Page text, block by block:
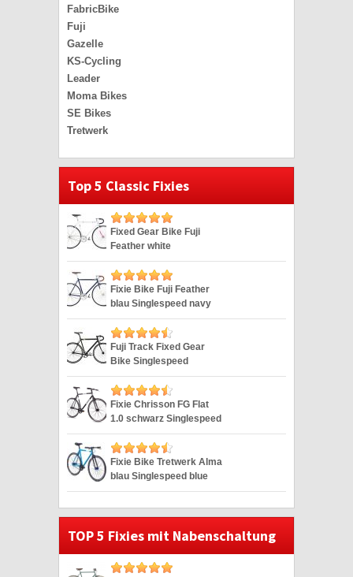
FabricBike
Fuji
Gazelle
KS-Cycling
Leader
Moma Bikes
SE Bikes
Tretwerk
Top 5 Classic Fixies
Fixed Gear Bike Fuji
Feather white
Singlespeed weiss 28″
Fixie Bike Fuji Feather
blau Singlespeed navy
28″
Fuji Track Fixed Gear
Bike Singlespeed
Schwarz/Lime 28″
Fixie Chrisson FG Flat
1.0 schwarz Singlespeed
28″
Fixie Bike Tretwerk Alma
blau Singlespeed blue
28″
TOP 5 Fixies mit Nabenschaltung